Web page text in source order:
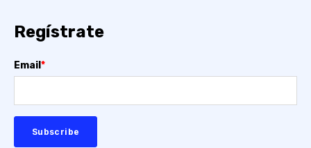
Regístrate
Email *